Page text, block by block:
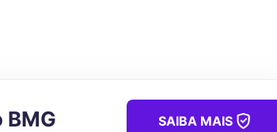
BMG SAIBA MAIS